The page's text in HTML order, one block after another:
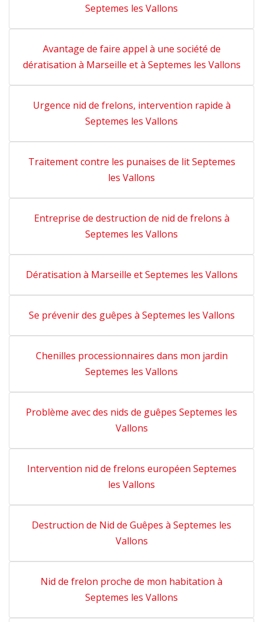
Septemes les Vallons
Avantage de faire appel à une société de
dératisation à Marseille et à Septemes les Vallons
Urgence nid de frelons, intervention rapide à
Septemes les Vallons
Traitement contre les punaises de lit Septemes
les Vallons
Entreprise de destruction de nid de frelons à
Septemes les Vallons
Dératisation à Marseille et Septemes les Vallons
Se prévenir des guêpes à Septemes les Vallons
Chenilles processionnaires dans mon jardin
Septemes les Vallons
Problème avec des nids de guêpes Septemes les
Vallons
Intervention nid de frelons européen Septemes
les Vallons
Destruction de Nid de Guêpes à Septemes les
Vallons
Nid de frelon proche de mon habitation à
Septemes les Vallons